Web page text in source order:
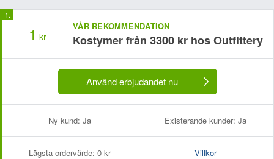
1 kr
VÅR REKOMMENDATION
Kostymer från 3300 kr hos Outfittery
Använd erbjudandet nu
Ny kund: Ja Existerande kunder: Ja
Lägsta ordervärde: 0 kr Villkor